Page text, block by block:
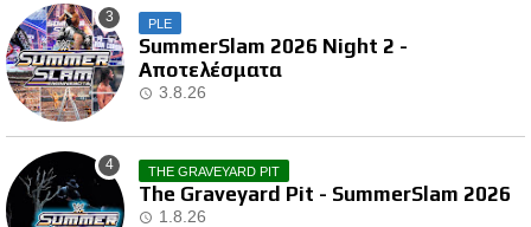
PLE
SummerSlam 2026 Night 2 -
Αποτελέσματα
3.8.26
THE GRAVEYARD PIT
The Graveyard Pit - SummerSlam 2026
1.8.26